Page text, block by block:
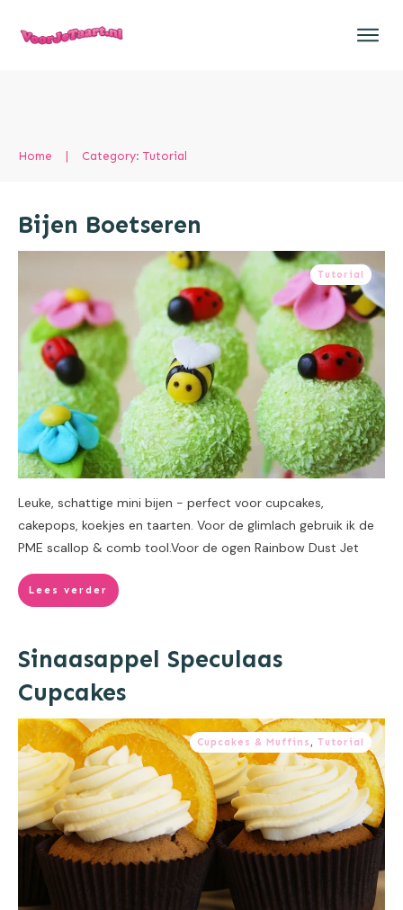
Home Category: Tutorial
Bijen Boetseren
Tutorial
Leuke, schattige mini bijen - perfect voor cupcakes,
cakepops, koekjes en taarten. Voor de glimlach gebruik ik de
PME scallop & comb tool.Voor de ogen Rainbow Dust Jet
Lees verder
Sinaasappel Speculaas
Cupcakes
Cupcakes & Muffins , Tutorial